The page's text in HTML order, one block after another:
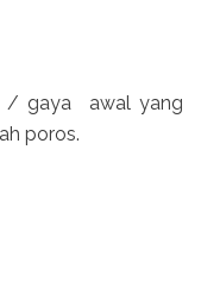
/ gaya awal yang
poros.